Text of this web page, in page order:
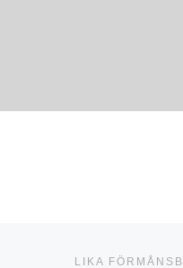
TILL INLÄGGSLISTA